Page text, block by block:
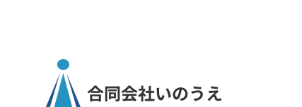
送
合同会社いのうえ